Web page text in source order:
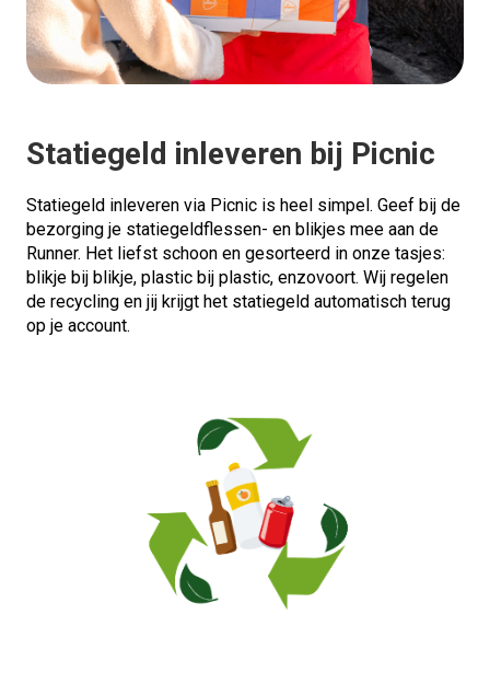
Statiegeld inleveren bij Picnic
Statiegeld inleveren via Picnic is heel simpel. Geef bij de
bezorging je statiegeldflessen- en blikjes mee aan de
Runner. Het liefst schoon en gesorteerd in onze tasjes:
blikje bij blikje, plastic bij plastic, enzovoort. Wij regelen
de recycling en jij krijgt het statiegeld automatisch terug
op je account.